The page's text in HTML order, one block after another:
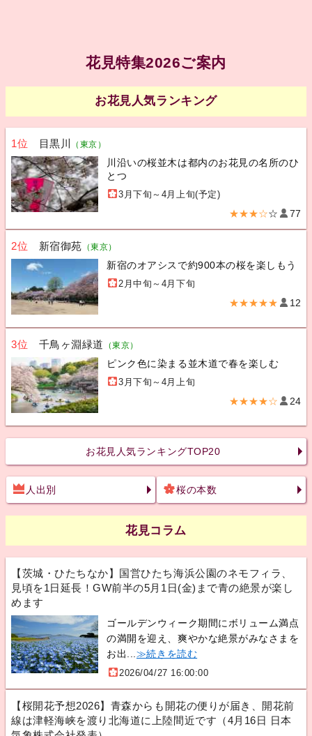
花見特集2026ご案内
お花見人気ランキング
1位 目黒川 （東京）
川沿いの桜並木は都内のお花見の名所のひ
とつ
3月下旬～4月上旬(予定)
★★★☆☆ 77
2位 新宿御苑 （東京）
新宿のオアシスで約900本の桜を楽しもう
2月中旬～4月下旬
★★★★★ 12
3位 千鳥ヶ淵緑道 （東京）
ピンク色に染まる並木道で春を楽しむ
3月下旬～4月上旬
★★★★☆ 24
お花見人気ランキングTOP20
人出別 桜の本数
花見コラム
【茨城・ひたちなか】国営ひたち海浜公園のネモフィラ、
見頃を1日延長！GW前半の5月1日(金)まで青の絶景が楽し
めます
ゴールデンウィーク期間にボリューム満点
の満開を迎え、爽やかな絶景がみなさまを
お出... ≫続きを読む
2026/04/27 16:00:00
【桜開花予想2026】青森からも開花の便りが届き、開花前
線は津軽海峡を渡り北海道に上陸間近です（4月16日 日本